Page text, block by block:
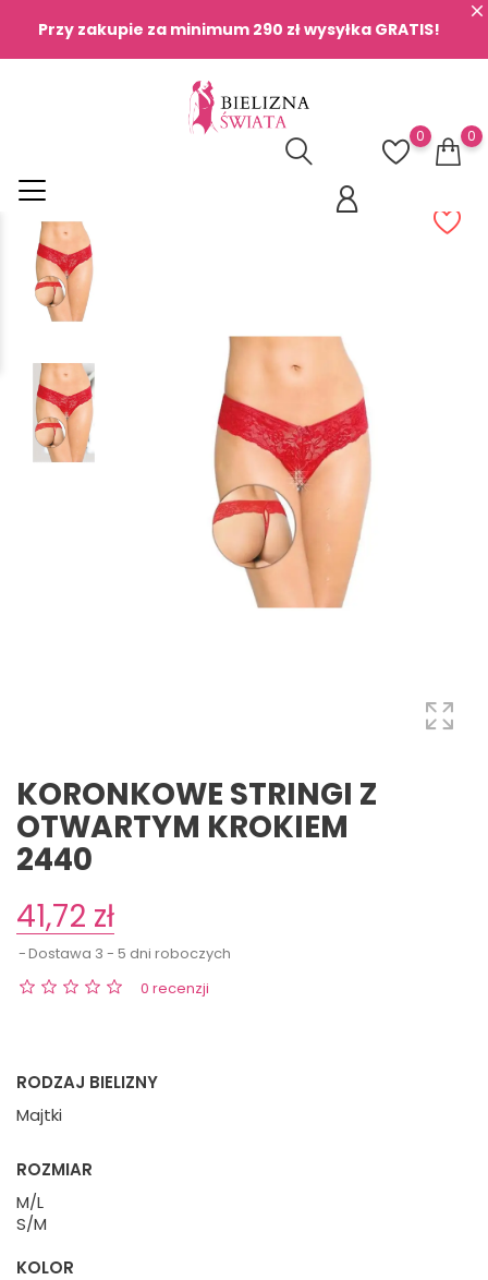
Przy zakupie za minimum 290 zł wysyłka GRATIS!
0
0
KORONKOWE STRINGI Z
OTWARTYM KROKIEM
2440
41,72 zł
Dostawa 3 - 5 dni roboczych
0 recenzji
RODZAJ BIELIZNY
Majtki
ROZMIAR
M/L
S/M
KOLOR